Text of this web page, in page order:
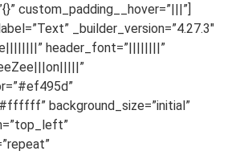
custom_padding__hover=”|||”]
_builder_version=”4.27.3″
header_font=”||||||||”
background_size=”initial”